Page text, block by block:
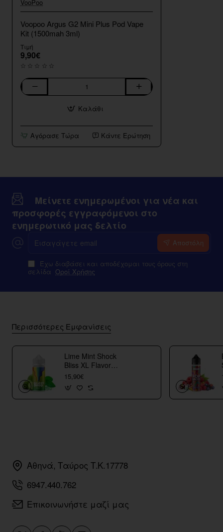
VooPoo
Voopoo Argus G2 Mini Plus Pod Vape
Kit (1500mah 3ml)
Τιμή
9,90€
Voopoo
Plus
Pod
Vape
3ml)
Καλάθι
Αγόρασε Τώρα Κάντε Ερώτηση
Μείνετε ενημερωμένοι για νέα και
προσφορές εγγραφόμενοι στο
ενημερωτικό μας δελτίο
email
Αποστόλη
Έχω διαβάσει και αποδέχομαι τους όρους στη
σελίδα Οροί Χρήσης
Περισσότερες Εμφανίσεις
Lime Mint Shock
Bliss XL Flavor
Shots
15,90€
Αθηνά, Ταύρος Τ.Κ.17778
6947.440.762
Επικοινωνήστε μαζί μας